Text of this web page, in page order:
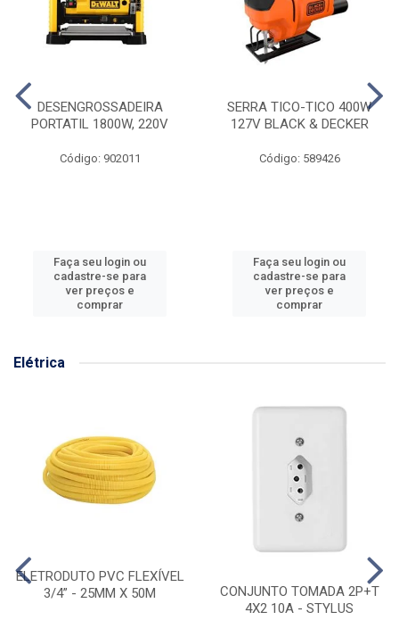
DESENGROSSADEIRA
PORTATIL 1800W, 220V
Código: 902011
Faça seu login ou
cadastre-se para
ver preços e
comprar
SERRA TICO-TICO 400W
127V BLACK & DECKER
Código: 589426
Faça seu login ou
cadastre-se para
ver preços e
comprar
Elétrica
ELETRODUTO PVC FLEXÍVEL
3/4” - 25MM X 50M
CONJUNTO TOMADA 2P+T
4X2 10A - STYLUS